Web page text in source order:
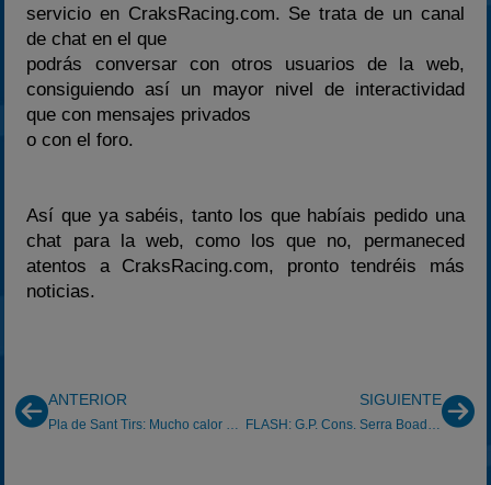
2023
servicio en CraksRacing.com. Se trata de un canal
de chat en el que
podrás conversar con otros usuarios de la web,
consiguiendo así un mayor nivel de interactividad
que con mensajes privados
o con el foro.
Así que ya sabéis, tanto los que habíais pedido una
chat para la web, como los que no, permaneced
atentos a CraksRacing.com, pronto tendréis más
noticias.
ANTERIOR SIGUIENTE